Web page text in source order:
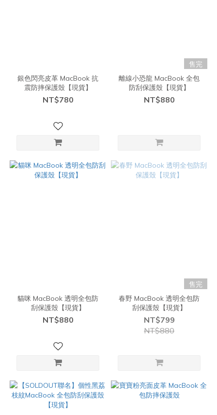
銀色閃亮皮革 MacBook 抗
震防摔保護殼【現貨】
NT$780
售完
離線小恐龍 MacBook 全包
防刮保護殼【現貨】
NT$880
貓咪 MacBook 透明全包防
刮保護殼【現貨】
NT$880
售完
春野 MacBook 透明全包防
刮保護殼【現貨】
NT$799
NT$880